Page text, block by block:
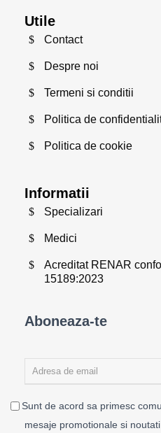
Utile
Contact
Despre noi
Termeni si conditii
Politica de
Politica de cookie
Informatii
Specializari
Medici
Acreditat RENAR
15189:2023
Aboneaza-te
Sunt de acord sa primesc
mesaje promotionale si